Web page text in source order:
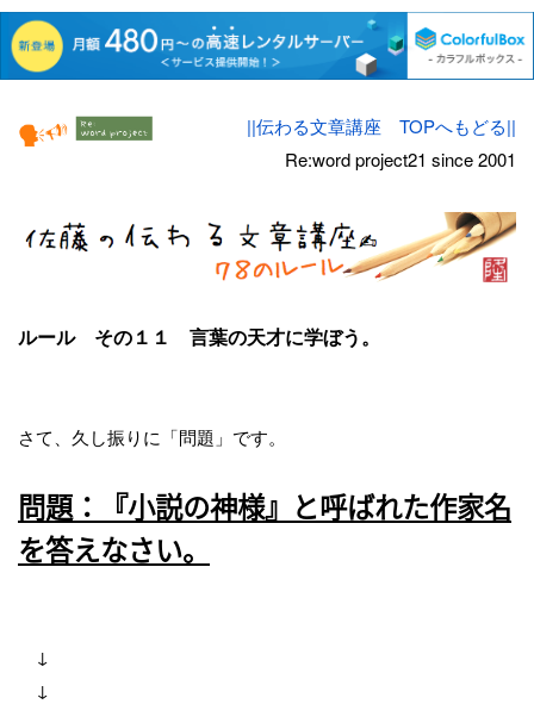
||伝わる文章講座 TOPへもどる||
Re:word project21 since 2001
ルール その１１ 言葉の天才に学ぼう。
さて、久し振りに「問題」です。
問題：『小説の神様』と呼ばれた作家名
を答えなさい。
↓
↓